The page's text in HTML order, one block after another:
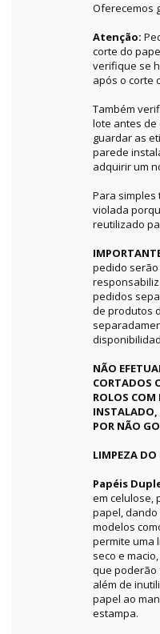
Oferecemos
Atenção:
corte do
verifique se
após o corte
Também
lote antes de
guardar as
parede
adquirir um
Para simples
violada
reutilizado
pedido serão
pedidos
de produtos
NÃO
CORTADOS
ROLOS COM
INSTALADO,
POR NÃO
LIMPEZA
Papéis
em celulose,
papel,
modelos
permite uma
seco e
que poderão
além de
papel ao
estampa.